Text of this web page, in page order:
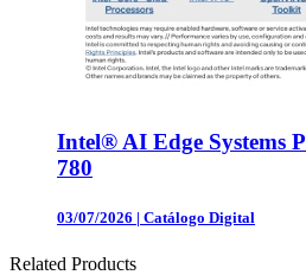
Intel® AI Edge Systems
780
03/07/2026 | Catálogo Digital
Related Products